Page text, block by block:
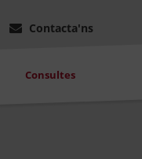
Contacta'ns
Consultes